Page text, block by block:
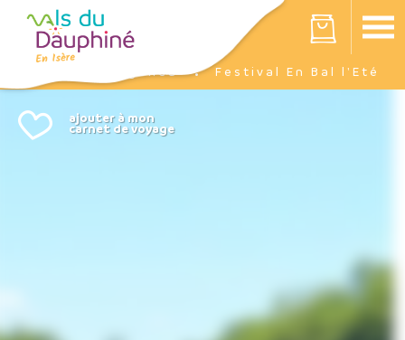
Votre panier est vide
Agenda Festival En Bal l'Eté
Panneau de gestion des cookies